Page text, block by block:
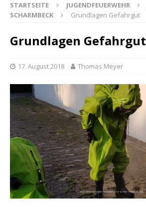
STARTSEITE JUGENDFEUERWEHR
SCHARMBECK
Grundlagen Gefahrgut
Grundlagen Gefahrgut
17. August 2018 Thomas Meyer